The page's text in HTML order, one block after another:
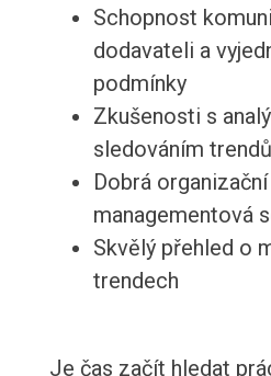
Schopnost
dodavateli a
podmínky
Zkušenosti s
sledováním trendů
Dobrá
managementová
Skvělý přehled o
trendech
Je čas začít hledat